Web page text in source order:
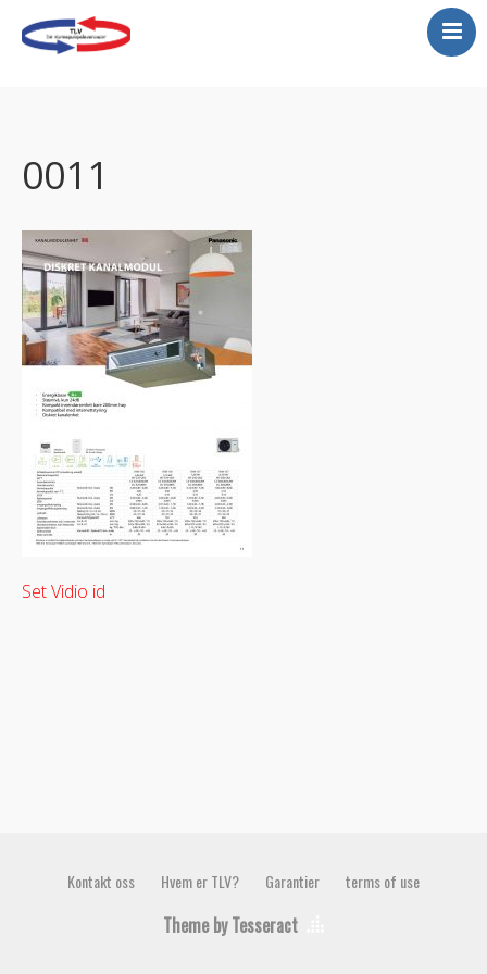
Kjølerom
Luftrenser
Tilbud
Vannbåren varmepumper
Store lokaler…se her!
Galeri-legger ut et lite
0011
Set Vidio id
Kontakt oss Hvem er TLV? Garantier terms of use
Theme by Tesseract